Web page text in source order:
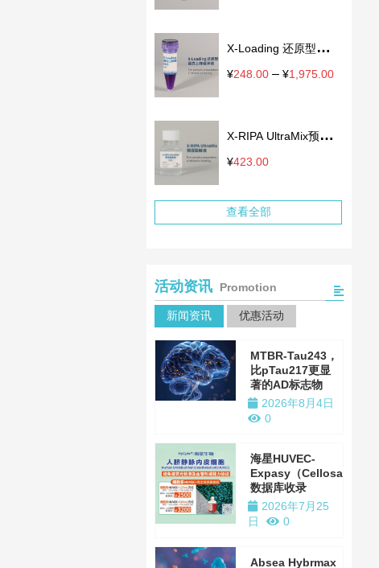
¥124.00
至
X-Loading 还原型蛋白
上样缓冲液
¥248.00 – ¥1,975.00价
X-RIPA UltraMix预混
裂解液
¥423.00
查看全部
活动资讯 Promotion
新闻资讯 优惠活动
MTBR-Tau243，
比pTau217更显
著的AD标志物
2026年8月4日
0
海星HUVEC-
Expasy（Cellosaurus）
数据库收录
2026年7月25
日
0
Absea Hybrmax